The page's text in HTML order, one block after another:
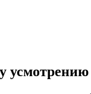
усмотрению